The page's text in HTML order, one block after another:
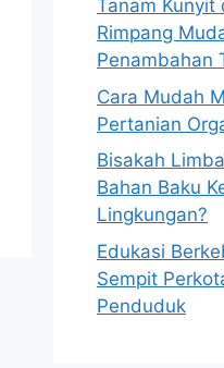
Tanam Kunyit
Rimpang
Penambahan
Cara Mudah
Pertanian
Bisakah
Bahan Baku
Lingkungan?
Edukasi
Sempit
Penduduk